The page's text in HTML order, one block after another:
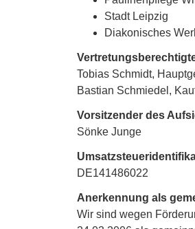
Stadt Leipzig
Diakonisches
Tobias Schmidt,
Bastian Schmiedel,
Vorsitzender des
Sönke Junge
DE141486022
Anerkennung als
Wir sind wegen